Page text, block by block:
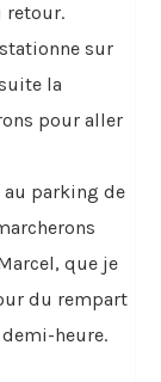
retour.
sur
la
pour aller
au parking de
que je
du rempart
heure.